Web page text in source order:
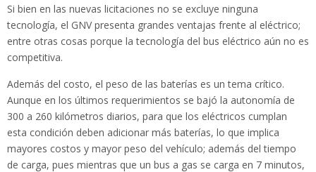
Si bien en las nuevas licitaciones no se excluye ninguna
tecnología, el GNV presenta grandes ventajas frente al eléctrico;
entre otras cosas porque la tecnología del bus eléctrico aún no es
competitiva.
Además del costo, el peso de las baterías es un tema crítico.
Aunque en los últimos requerimientos se bajó la autonomía de
300 a 260 kilómetros diarios, para que los eléctricos cumplan
esta condición deben adicionar más baterías, lo que implica
mayores costos y mayor peso del vehículo; además del tiempo
de carga, pues mientras que un bus a gas se carga en 7 minutos,